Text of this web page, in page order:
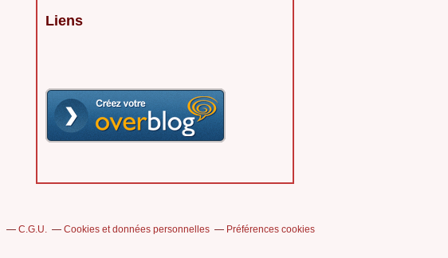
Liens
C.G.U. Cookies et données personnelles Préférences cookies